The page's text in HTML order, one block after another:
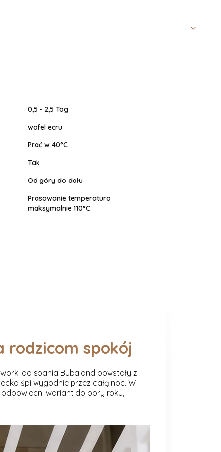
0,5 - 2,5 Tog
wafel ecru
Prać w 40°C
Tak
Od góry do dołu
Prasowanie temperatura
maksymalnie 110°C
rodzicom spokój
do spania Bubaland powstały z
śpi wygodnie przez całą noc. W
wariant do pory roku,